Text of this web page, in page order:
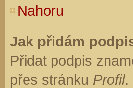
Nahoru
Jak přidám
Přidat podpis
přes stránku Profil.